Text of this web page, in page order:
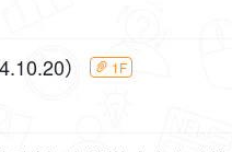
） 1F